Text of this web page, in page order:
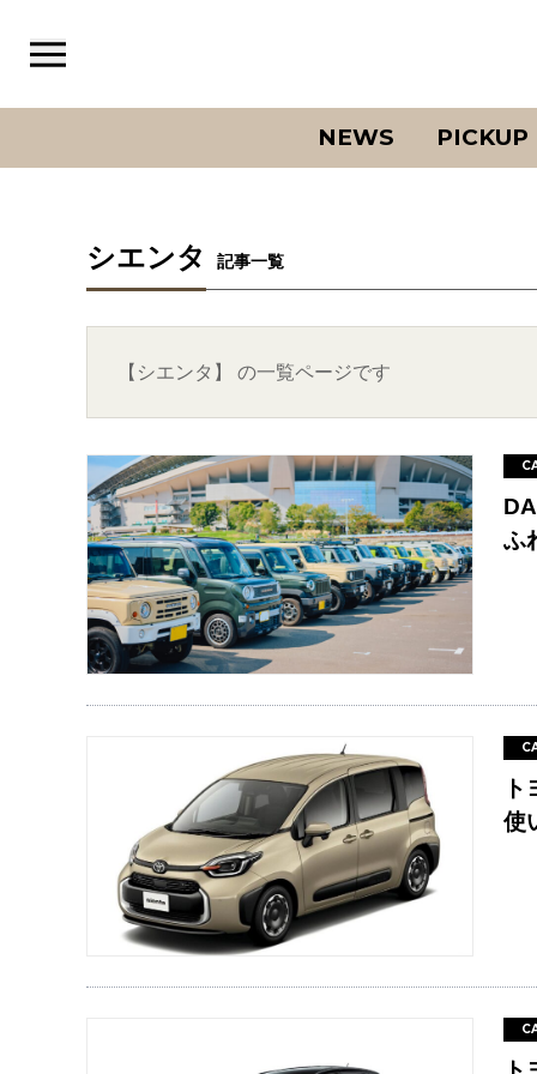
NEWS PICKUP
シエンタ 記事一覧
【シエンタ】 の一覧ページです
ふ
使